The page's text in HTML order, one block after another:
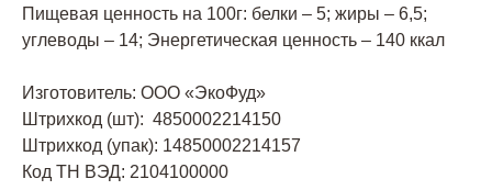
Пищевая ценность на 100г: белки – 5; жиры – 6,5;
углеводы – 14; Энергетическая ценность – 140 ккал
Изготовитель: ООО «ЭкоФуд»
Штрихкод (шт): 4850002214150
Штрихкод (упак): 14850002214157
Код ТН ВЭД: 2104100000